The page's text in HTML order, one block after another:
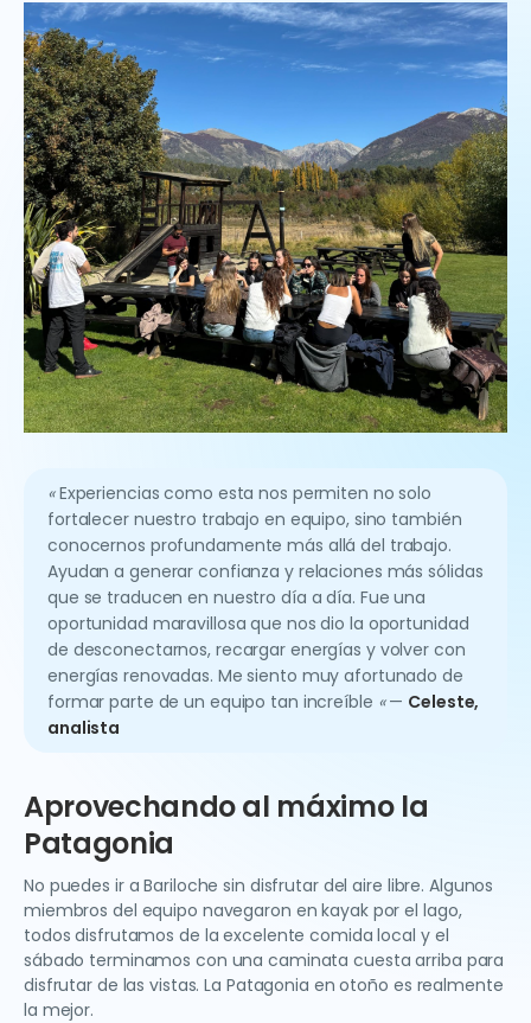
«Experiencias como esta nos permiten no solo
fortalecer nuestro trabajo en equipo, sino también
conocernos profundamente más allá del trabajo.
Ayudan a generar confianza y relaciones más sólidas
que se traducen en nuestro día a día. Fue una
oportunidad maravillosa que nos dio la oportunidad
de desconectarnos, recargar energías y volver con
energías renovadas. Me siento muy afortunado de
formar parte de un equipo tan increíble «— Celeste,
analista
Aprovechando al máximo la
Patagonia
No puedes ir a Bariloche sin disfrutar del aire libre. Algunos
miembros del equipo navegaron en kayak por el lago,
todos disfrutamos de la excelente comida local y el
sábado terminamos con una caminata cuesta arriba para
disfrutar de las vistas. La Patagonia en otoño es realmente
la mejor.